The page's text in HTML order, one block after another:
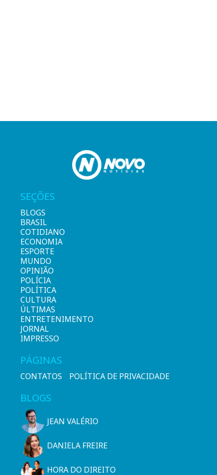
SEÇÕES
BLOGS
BRASIL
COTIDIANO
ECONOMIA
ESPORTE
MUNDO
OPINIÃO
POLÍCIA
POLÍTICA
CULTURA
ÚLTIMAS
ENTRETENIMENTO
JORNAL
IMPRESSO
PÁGINAS
CONTATOS POLÍTICA DE PRIVACIDADE
BLOGS
JEAN VALÉRIO
DANIELA FREIRE
HORA DO DIREITO